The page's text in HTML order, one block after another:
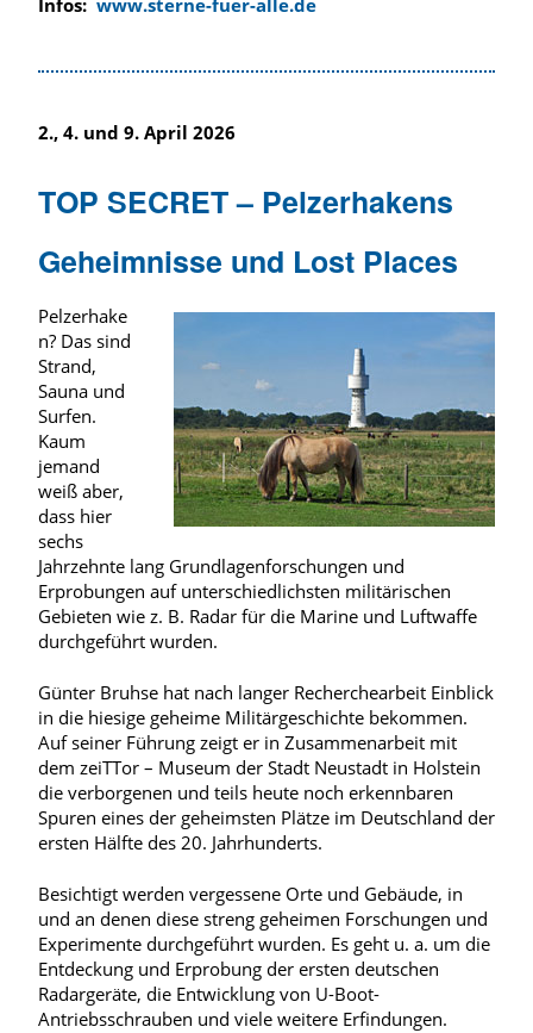
Infos: www.sterne-fuer-alle.de
2., 4. und 9. April 2026
TOP SECRET – Pelzerhakens
Geheimnisse und Lost Places
Pelzerhake
n? Das sind
Strand,
Sauna und
Surfen.
Kaum
jemand
weiß aber,
dass hier
sechs
Jahrzehnte lang Grundlagenforschungen und
Erprobungen auf unterschiedlichsten militärischen
Gebieten wie z. B. Radar für die Marine und Luftwaffe
durchgeführt wurden.
Günter Bruhse hat nach langer Recherchearbeit Einblick
in die hiesige geheime Militärgeschichte bekommen.
Auf seiner Führung zeigt er in Zusammenarbeit mit
dem zeiTTor – Museum der Stadt Neustadt in Holstein
die verborgenen und teils heute noch erkennbaren
Spuren eines der geheimsten Plätze im Deutschland der
ersten Hälfte des 20. Jahrhunderts.
Besichtigt werden vergessene Orte und Gebäude, in
und an denen diese streng geheimen Forschungen und
Experimente durchgeführt wurden. Es geht u. a. um die
Entdeckung und Erprobung der ersten deutschen
Radargeräte, die Entwicklung von U-Boot-
Antriebsschrauben und viele weitere Erfindungen.